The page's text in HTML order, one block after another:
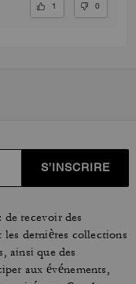
1 0
S’INSCRIRE
recevoir des
les dernières collections
ainsi que des
aux événements,